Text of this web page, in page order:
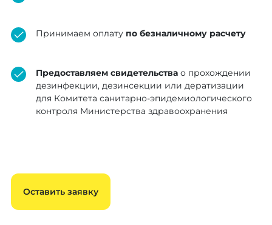
Принимаем оплату по безналичному расчету
Предоставляем свидетельствао прохождении
дезинфекции, дезинсекции или дератизации
для Комитета санитарно-эпидемиологического
контроля Министерства здравоохранения
Оставить заявку